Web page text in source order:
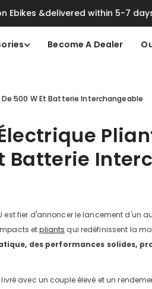
Ebikes &delivered within 5-7
Become A Dealer
De 500 W Et Batterie Interchangeable
Batterie
est fier d'annoncer le lancement d'un
etpliants qui redéfinissent la
des performances solides,
avec un couple élevé et un